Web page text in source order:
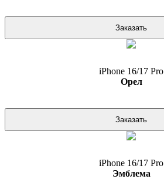
Заказать
iPhone 16/17 Pro
Орел
Заказать
iPhone 16/17 Pro
Эмблема